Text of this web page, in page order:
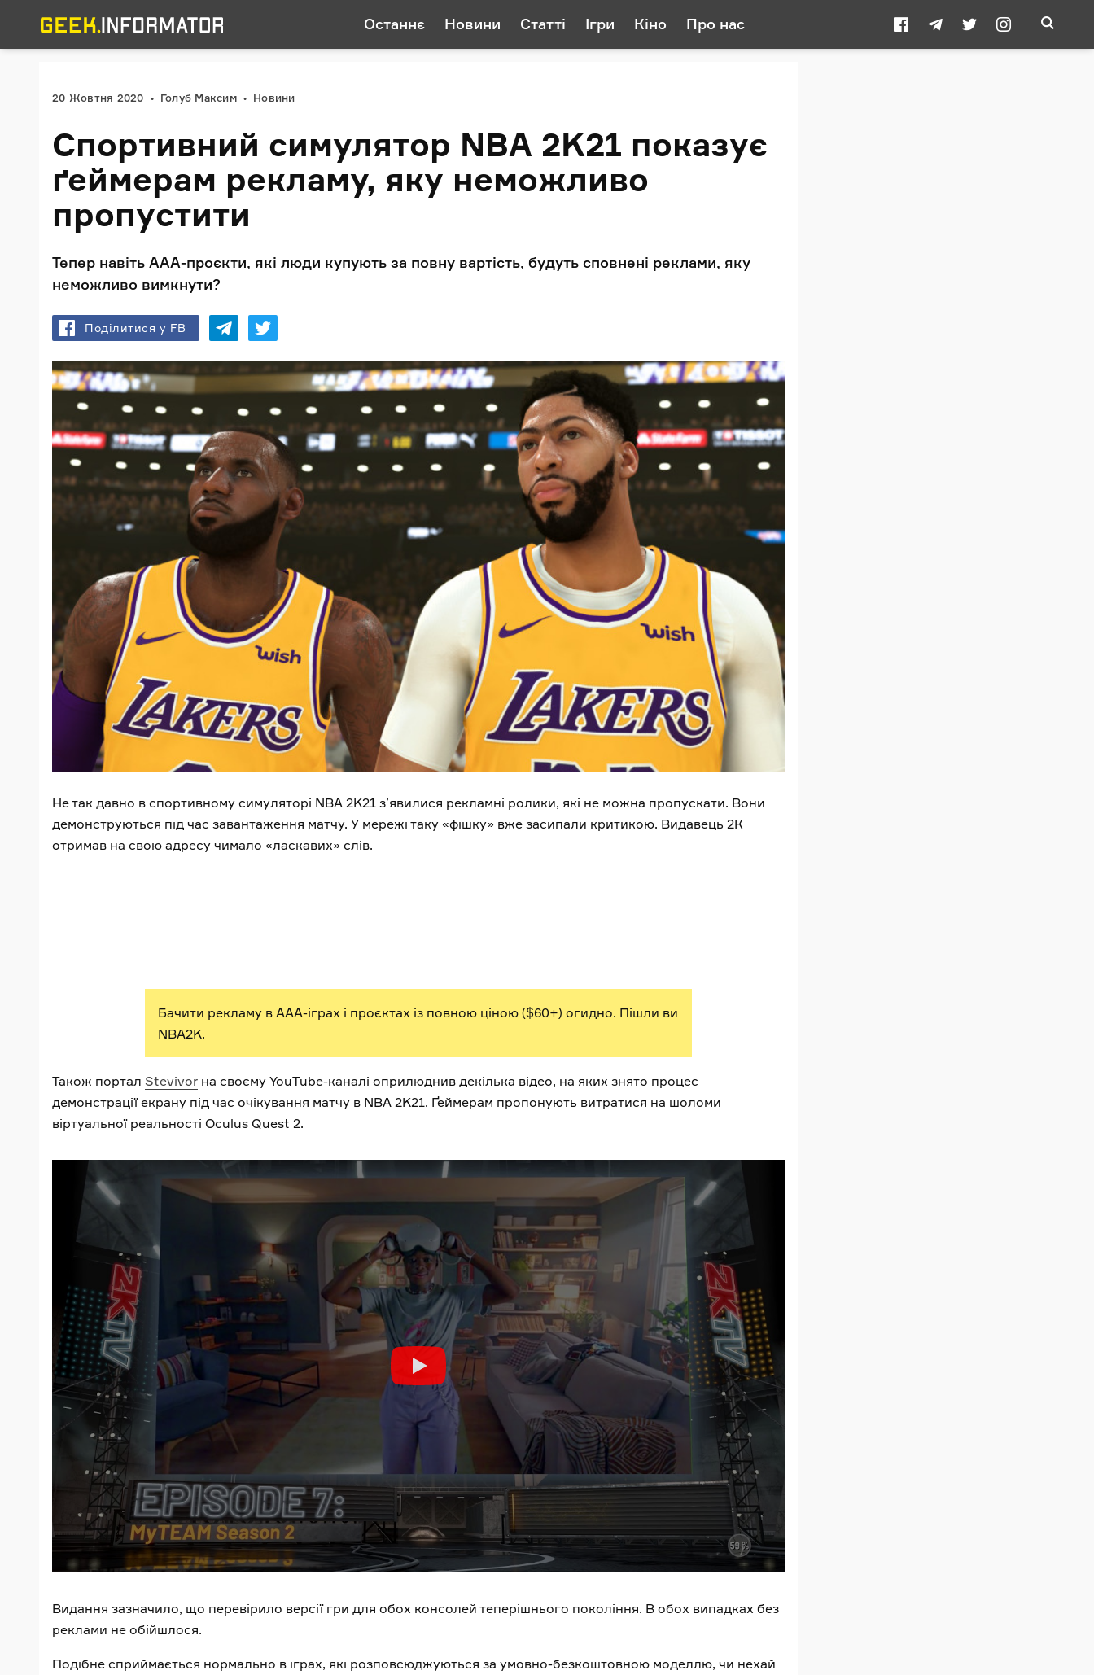
Останнє Новини Статті Ігри Кіно Про нас
20 Жовтня 2020 Голуб Максим Новини
Спортивний симулятор NBA 2K21 показує
ґеймерам рекламу, яку неможливо
пропустити
Тепер навіть ААА-проєкти, які люди купують за повну вартість, будуть сповнені реклами, яку
неможливо вимкнути?
Поділитися у FB
Не так давно в спортивному симуляторі NBA 2K21 з’явилися рекламні ролики, які не можна пропускати. Вони
демонструються під час завантаження матчу. У мережі таку «фішку» вже засипали критикою. Видавець 2К
отримав на свою адресу чимало «ласкавих» слів.
Бачити рекламу в AAA-іграх і проєктах із повною ціною ($60+) огидно. Пішли ви
NBA2K.
Також портал Stevivor на своєму YouTube-каналі оприлюднив декілька відео, на яких знято процес
демонстрації екрану під час очікування матчу в NBA 2K21. Ґеймерам пропонують витратися на шоломи
віртуальної реальності Oculus Quest 2.
Видання зазначило, що перевірило версії гри для обох консолей теперішнього покоління. В обох випадках без
реклами не обійшлося.
Подібне сприймається нормально в іграх, які розповсюджуються за умовно-безкоштовною моделлю, чи нехай